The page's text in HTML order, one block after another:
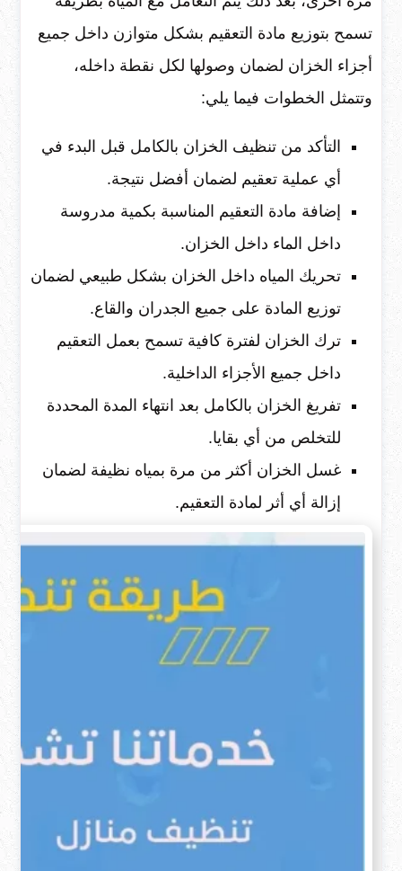
تسمح بتوزيع مادة التعقيم بشكل متوازن داخل جميع
أجزاء الخزان لضمان وصولها لكل نقطة داخله،
وتتمثل الخطوات فيما يلي:
التأكد من تنظيف الخزان بالكامل قبل البدء في
أي عملية تعقيم لضمان أفضل نتيجة.
إضافة مادة التعقيم المناسبة بكمية مدروسة
داخل الماء داخل الخزان.
تحريك المياه داخل الخزان بشكل طبيعي لضمان
توزيع المادة على جميع الجدران والقاع.
ترك الخزان لفترة كافية تسمح بعمل التعقيم
داخل جميع الأجزاء الداخلية.
تفريغ الخزان بالكامل بعد انتهاء المدة المحددة
للتخلص من أي بقايا.
غسل الخزان أكثر من مرة بمياه نظيفة لضمان
إزالة أي أثر لمادة التعقيم.